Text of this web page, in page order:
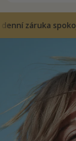
spokojenosti 60